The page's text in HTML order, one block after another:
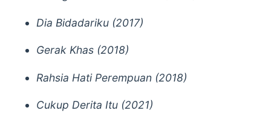
Dia Bidadariku (2017)
Gerak Khas (2018)
Rahsia Hati Perempuan (2018)
Cukup Derita Itu (2021)